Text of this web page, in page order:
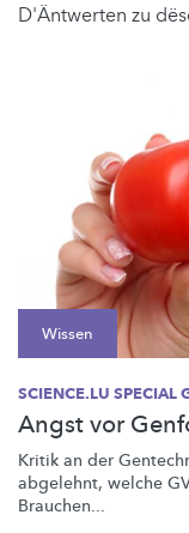
D'Äntwerten zu
Wissen
SCIENCE.LU SPECIAL
Angst vor
Kritik an der
abgelehnt, welche
Brauchen...